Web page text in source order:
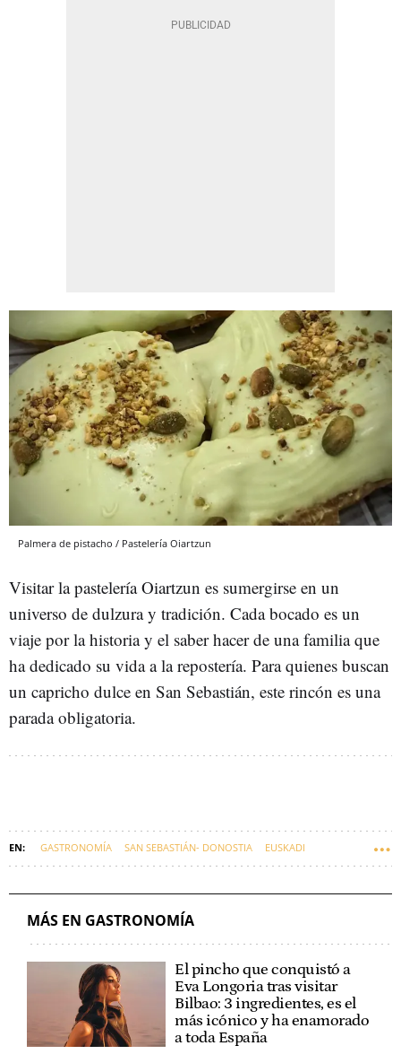
Palmera de pistacho / Pastelería Oiartzun
Visitar la pastelería Oiartzun es sumergirse en un
universo de dulzura y tradición. Cada bocado es un
viaje por la historia y el saber hacer de una familia que
ha dedicado su vida a la repostería. Para quienes buscan
un capricho dulce en San Sebastián, este rincón es una
parada obligatoria.
GASTRONOMÍA SAN SEBASTIÁN- DONOSTIA EUSKADI
MÁS EN GASTRONOMÍA
El pincho que conquistó a
Eva Longoria tras visitar
Bilbao: 3 ingredientes, es el
más icónico y ha enamorado
a toda España